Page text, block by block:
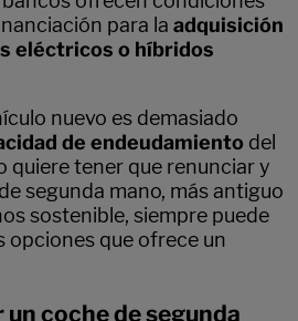
para la adquisición
eléctricos o híbridos
nuevo es demasiado
de endeudamiento del
quiere tener que renunciar y
segunda mano, más antiguo
sostenible, siempre puede
opciones que ofrece un
coche de segunda